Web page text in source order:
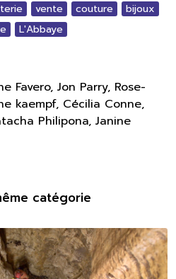
vente couture
bijoux
L'Abbaye
Favero, Jon Parry, Rose-
kaempf, Cécilia Conne,
Philipona, Janine
catégorie